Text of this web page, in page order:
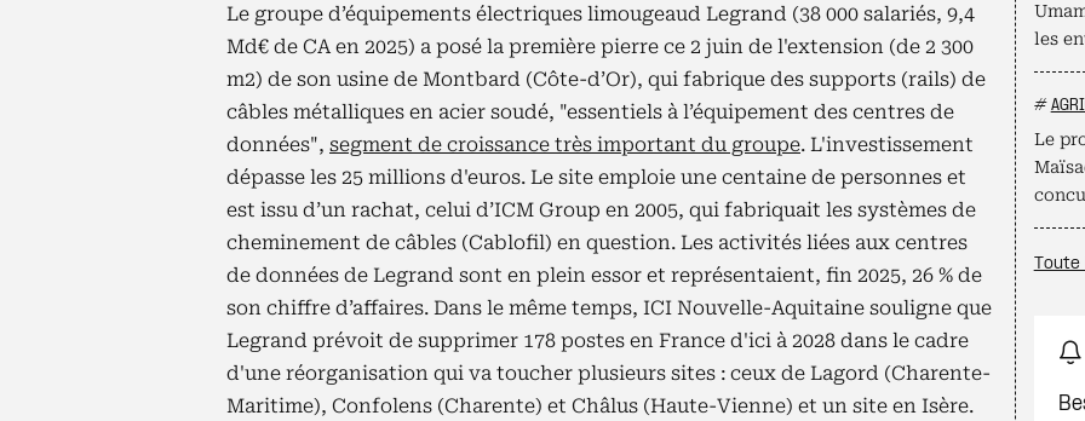
Le groupe d’équipements électriques limougeaud Legrand (38 000 salariés, 9,4
Md€ de CA en 2025) a posé la première pierre ce 2 juin de l'extension (de 2 300
m2) de son usine de Montbard (Côte-d’Or), qui fabrique des supports (rails) de
câbles métalliques en acier soudé, "essentiels à l’équipement des centres de
données", segment de croissance très important du groupe. L'investissement
dépasse les 25 millions d'euros. Le site emploie une centaine de personnes et
est issu d’un rachat, celui d’ICM Group en 2005, qui fabriquait les systèmes de
cheminement de câbles (Cablofil) en question. Les activités liées aux centres
de données de Legrand sont en plein essor et représentaient, fin 2025, 26 % de
son chiffre d’affaires. Dans le même temps, ICI Nouvelle-Aquitaine souligne que
Legrand prévoit de supprimer 178 postes en France d'ici à 2028 dans le cadre
d'une réorganisation qui va toucher plusieurs sites : ceux de Lagord (Charente-
Maritime), Confolens (Charente) et Châlus (Haute-Vienne) et un site en Isère.
les
#
Le